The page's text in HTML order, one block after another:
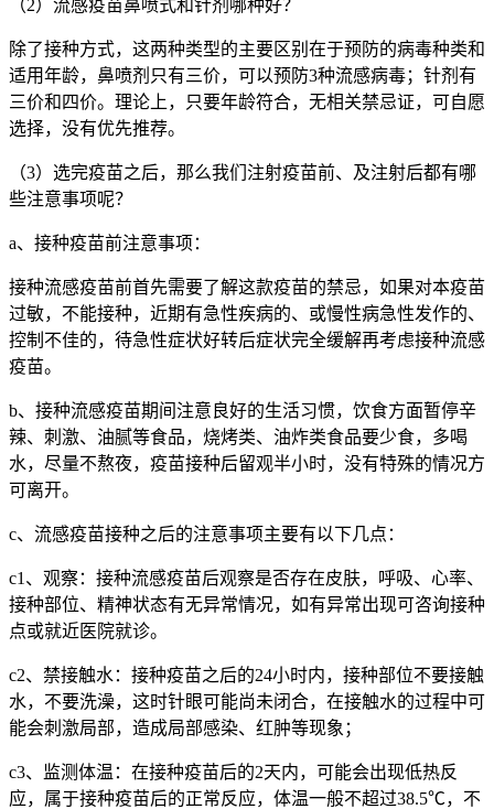
（2）流感疫苗鼻喷式和针剂哪种好？
除了接种方式，这两种类型的主要区别在于预防的病毒种类和
适用年龄，鼻喷剂只有三价，可以预防3种流感病毒；针剂有
三价和四价。理论上，只要年龄符合，无相关禁忌证，可自愿
选择，没有优先推荐。
（3）选完疫苗之后，那么我们注射疫苗前、及注射后都有哪
些注意事项呢？
a、接种疫苗前注意事项：
接种流感疫苗前首先需要了解这款疫苗的禁忌，如果对本疫苗
过敏，不能接种，近期有急性疾病的、或慢性病急性发作的、
控制不佳的，待急性症状好转后症状完全缓解再考虑接种流感
疫苗。
b、接种流感疫苗期间注意良好的生活习惯，饮食方面暂停辛
辣、刺激、油腻等食品，烧烤类、油炸类食品要少食，多喝
水，尽量不熬夜，疫苗接种后留观半小时，没有特殊的情况方
可离开。
c、流感疫苗接种之后的注意事项主要有以下几点：
c1、观察：接种流感疫苗后观察是否存在皮肤，呼吸、心率、
接种部位、精神状态有无异常情况，如有异常出现可咨询接种
点或就近医院就诊。
c2、禁接触水：接种疫苗之后的24小时内，接种部位不要接触
水，不要洗澡，这时针眼可能尚未闭合，在接触水的过程中可
能会刺激局部，造成局部感染、红肿等现象；
c3、监测体温：在接种疫苗后的2天内，可能会出现低热反
应，属于接种疫苗后的正常反应，体温一般不超过38.5℃，不